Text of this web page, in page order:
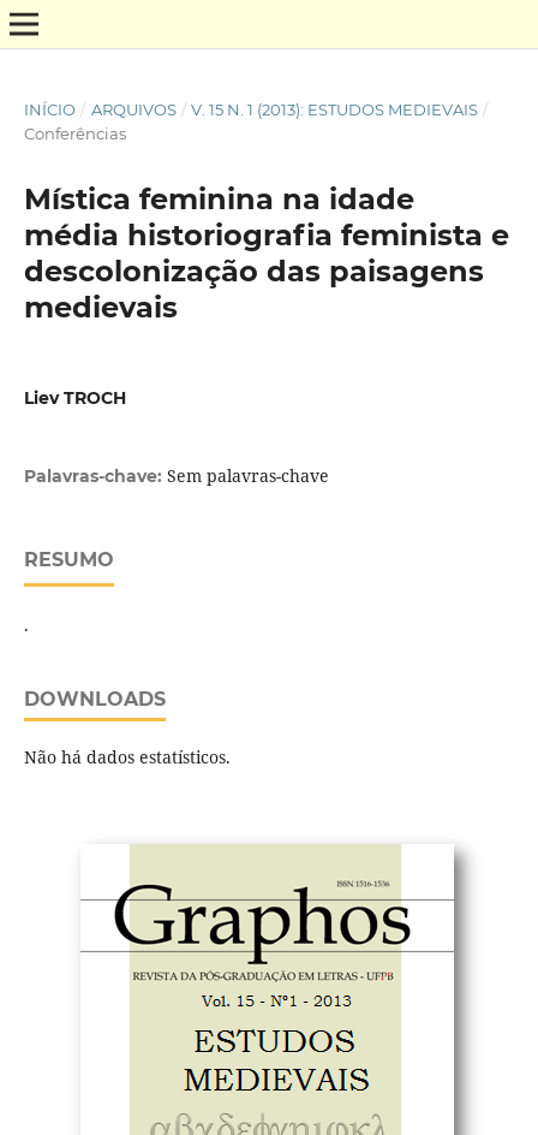
INÍCIO / ARQUIVOS / V. 15 N. 1 (2013): ESTUDOS MEDIEVAIS /
Conferências
Mística feminina na idade
média historiografia feminista e
descolonização das paisagens
medievais
Liev TROCH
Palavras-chave: Sem palavras-chave
RESUMO
.
DOWNLOADS
Não há dados estatísticos.